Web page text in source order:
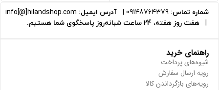
شماره تماس: 09148764379
| آدرس ایمیل: info[@]hilandshop.com
|
هفت روز هفته، 24 ساعت شبانه‌روز پاسخگوی شما هستیم.
راهنمای خرید
شیوه‌های پرداخت
رویه ارسال سفارش
رویه‌های بازگرداندن کالا